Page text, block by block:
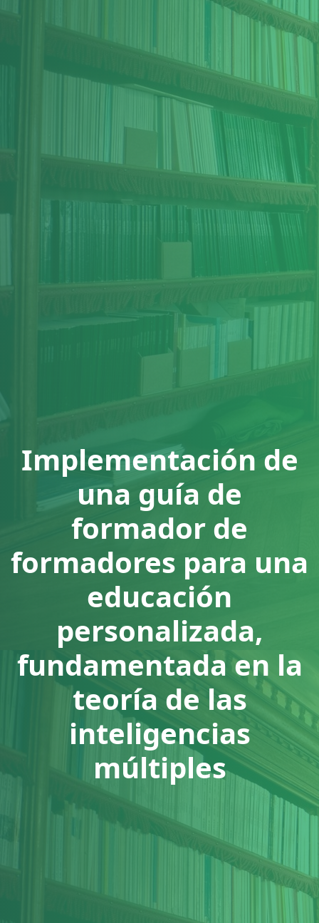
Implementación de
una guía de
formador de
formadores para una
educación
personalizada,
fundamentada en la
teoría de las
inteligencias
múltiples